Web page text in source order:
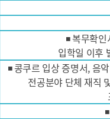
◾ 복무확
입학일 이후
◾ 콩쿠르 입상 증명서, 음
전공분야 단체 재직